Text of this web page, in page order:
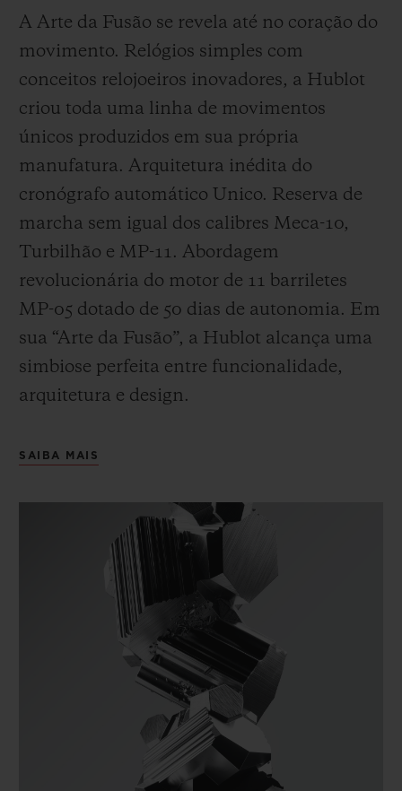
A Arte da Fusão se revela até no coração do
movimento. Relógios simples com
conceitos relojoeiros inovadores, a Hublot
criou toda uma linha de movimentos
únicos produzidos em sua própria
manufatura. Arquitetura inédita do
cronógrafo automático Unico. Reserva de
marcha sem igual dos calibres Meca-10,
Turbilhão e MP-11. Abordagem
revolucionária do motor de 11 barriletes
MP-05 dotado de 50 dias de autonomia. Em
sua “Arte da Fusão”, a Hublot alcança uma
simbiose perfeita entre funcionalidade,
arquitetura e design.
SAIBA MAIS